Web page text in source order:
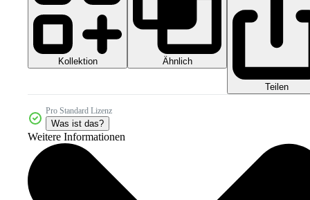
Kollektion Ähnlich
Teilen
Pro Standard Lizenz
Was ist das?
Weitere Informationen